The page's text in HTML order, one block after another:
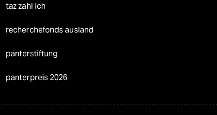
taz zahl ich
recherchefonds ausland
panterstiftung
panterpreis 2026